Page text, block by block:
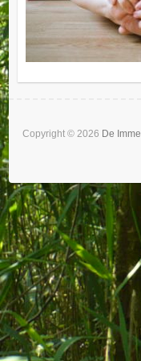
Copyright © 2026 De Imme